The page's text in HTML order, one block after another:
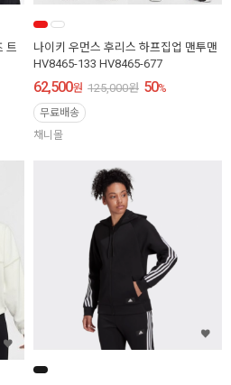
트
나이키 우먼스 후리스 하프집업 맨투맨
HV8465-133 HV8465-677
62,500원 125,000원 50%
무료배송
채니몰